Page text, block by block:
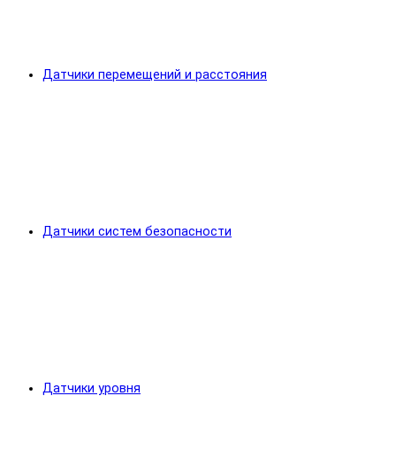
Датчики перемещений и расстояния
Датчики систем безопасности
Датчики уровня